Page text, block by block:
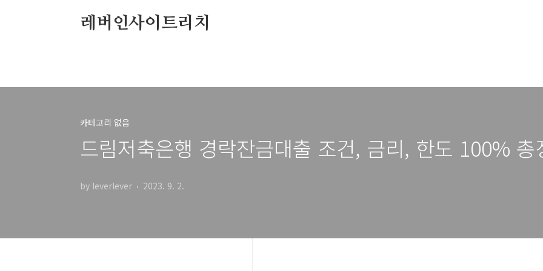
레버인사이트리치
카테고리 없음
드림저축은행 경락잔금대출 조건, 금리, 한도 100% 총
by leverlever 2023. 9. 2.